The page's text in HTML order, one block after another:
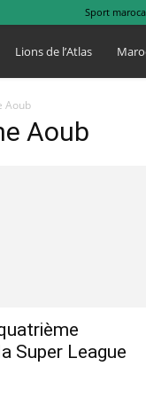
Sport
Lions de l’Atlas
Aoub
Aoub
Super League